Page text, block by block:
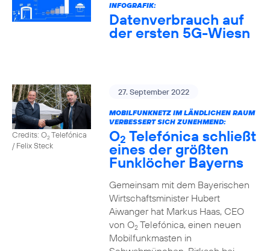
INFOGRAFIK:
Datenverbrauch auf
der ersten 5G-Wiesn
Credits: O2Telefónica
/ Felix Steck
27. September 2022
MOBILFUNKNETZ IM LÄNDLICHEN RAUM
VERBESSERT SICH ZUNEHMEND:
O2 Telefónica schließt
eines der größten
Funklöcher Bayerns
Gemeinsam mit dem Bayerischen
Wirtschaftsminister Hubert
Aiwanger hat Markus Haas, CEO
von O2Telefónica, einen neuen
Mobilfunkmasten in